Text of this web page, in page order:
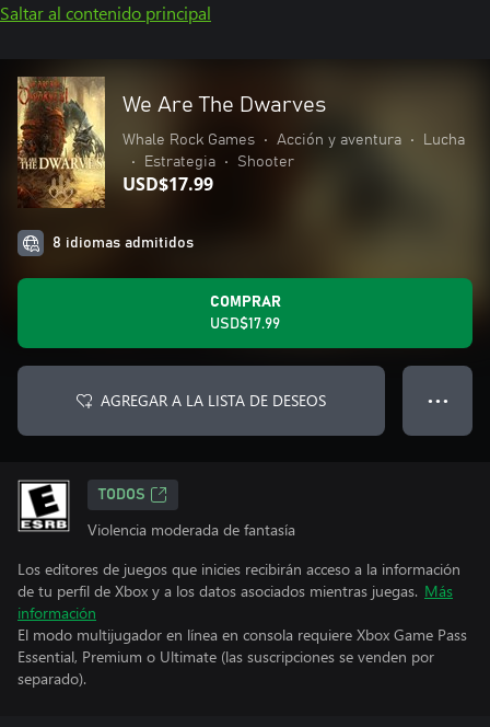
Saltar al contenido principal
We Are The Dwarves
Whale Rock Games • Acción y aventura •
Lucha
•
Estrategia • Shooter
USD$17.99
8 idiomas admitidos
COMPRAR
USD$17.99
AGREGAR A LA LISTA DE DESEOS ● ● ●
TODOS
Violencia moderada de fantasía
Los editores de juegos que inicies recibirán acceso a la información
de tu perfil de Xbox y a los datos asociados mientras juegas. Más
información
El modo multijugador en línea en consola requiere Xbox Game Pass
Essential, Premium o Ultimate (las suscripciones se venden por
separado).